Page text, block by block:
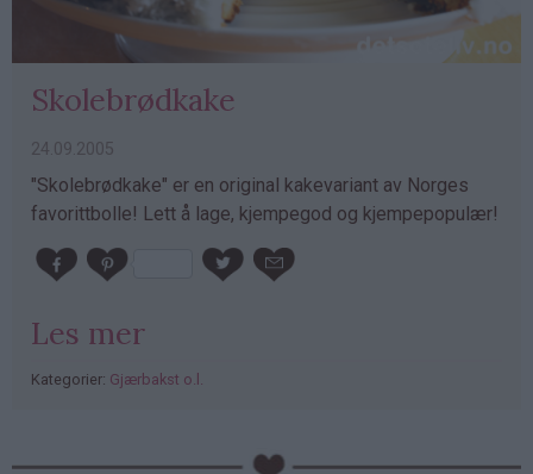
Skolebrødkake
24.09.2005
"Skolebrødkake" er en original kakevariant av Norges
favorittbolle! Lett å lage, kjempegod og kjempepopulær!
Les mer
Kategorier: Gjærbakst o.l.
PubGalaxy